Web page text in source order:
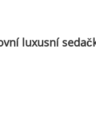
luxusní